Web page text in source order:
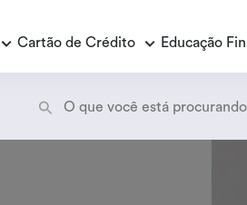
Empréstimo Consignado
Cartão de Crédito Educação